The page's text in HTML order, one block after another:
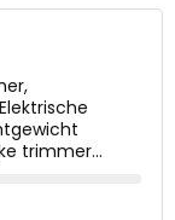
trimmer…